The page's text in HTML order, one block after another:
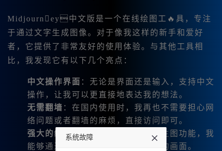
Midjourney中文版是一个在线绘图工🔥具，专注
于通过文字生成图像。对于像我这样的新手和爱好
者，它提供了非常友好的使用体验。与其他工具相
比，我发现它有以下几个亮点：
中文操作界面 ：无论是界面还是输入，支持中文
操作，让我可以更直接地表达我的想法。
无需翻墙 ：在国内使用时，我再也不需要担心网
络问题或者翻墙的麻烦，直接访问即可。
强大的绘图功能：支持文生图和图生图功能，我
能够通过简单的咒语生成令人惊叹的画面。
系统故障